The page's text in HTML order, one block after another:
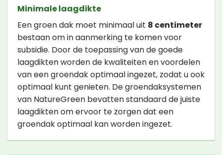
Minimale laagdikte
Een groen dak moet minimaal uit 8 centimeter
bestaan om in aanmerking te komen voor
subsidie. Door de toepassing van de goede
laagdikten worden de kwaliteiten en voordelen
van een groendak optimaal ingezet, zodat u ook
optimaal kunt genieten. De groendaksystemen
van NatureGreen bevatten standaard de juiste
laagdikten om ervoor te zorgen dat een
groendak optimaal kan worden ingezet.